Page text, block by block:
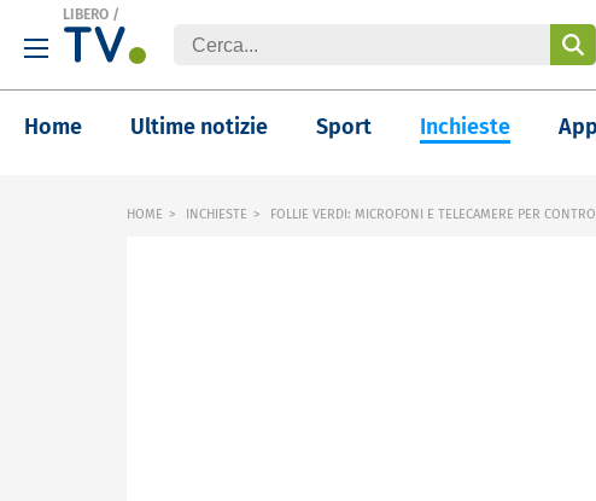
LIBERO /
Home Ultime notizie Sport Inchieste
HOME INCHIESTE FOLLIE VERDI: MICROFONI E TELECAMERE PER